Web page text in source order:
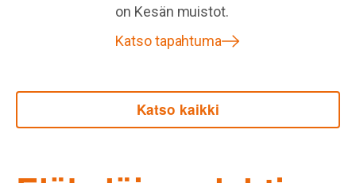
on Kesän muistot.
Katso tapahtuma
Katso kaikki